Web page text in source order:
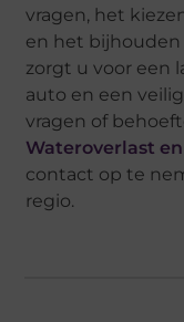
vragen, het
en het
zorgt u voor een
auto en een
vragen of
Wateroverlast
contact op te
regio.